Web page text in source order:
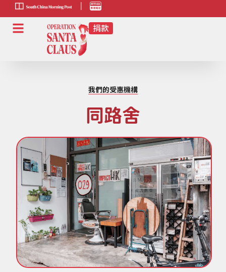
HK-
radio-
link
我們的受惠機構
同路舍